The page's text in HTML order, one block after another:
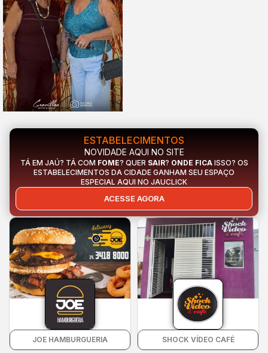
JOE HAMBURGUERIA SHOCK VÍDEO CAFÉ
ESTABELECIMENTOS
NOVIDADE AQUI NO SITE
TÁ EM JAÚ? TÁ COM FOME? QUER SAIR? ONDE FICAISSO? OS
ESTABELECIMENTOS DA CIDADE GANHAM SEU ESPAÇO
ESPECIAL AQUI NO JAUCLICK
ACESSE AGORA